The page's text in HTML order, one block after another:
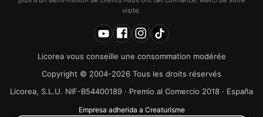
visite.
Licorea vous conseille une consommation modérée
Copyright © 2004-2026 Tous les droits réservés
Licorea, S.L.U. NIF-B54400189 · Premio al Comercio 2018 · España
Empresa adherida a Creaturisme